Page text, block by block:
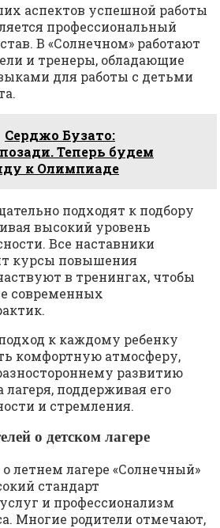
аспектов успешной работы
профессиональный
В «Солнечном» работают
и тренеры, обладающие
для работы с детьми
Серджо Бузато:
Теперь будем
к Олимпиаде
подходят к подбору
высокий уровень
Все наставники
курсы повышения
в тренингах, чтобы
современных
к каждому ребенку
комфортную атмосферу,
развитию
поддерживая его
и стремления.
о детском лагере
летнем лагере «Солнечный»
стандарт
и профессионализм
Многие родители отмечают,